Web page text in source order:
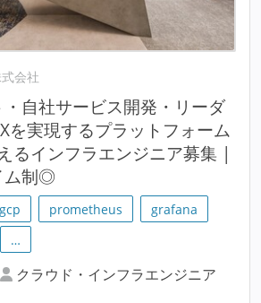
会社
・自社サービス開発・リーダ
を実現するプラットフォーム
るインフラエンジニア募集 |
ム制◎
gcp prometheus
grafana
…
クラウド・インフラエンジニア